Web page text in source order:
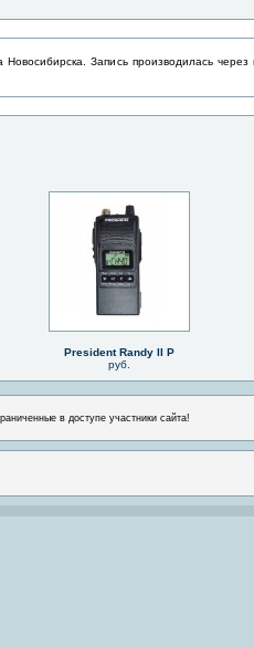
Запись производилась через
President Randy II P
руб.
в доступе участники сайта!